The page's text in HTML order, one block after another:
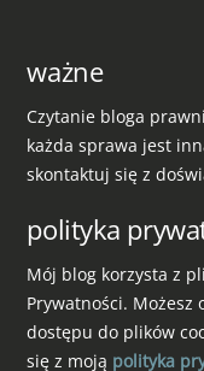
ważne
Czytanie bloga
każda sprawa jest
skontaktuj się z
polityka
Mój blog korzysta z
Prywatności.
dostępu do plików
się z moją polityka